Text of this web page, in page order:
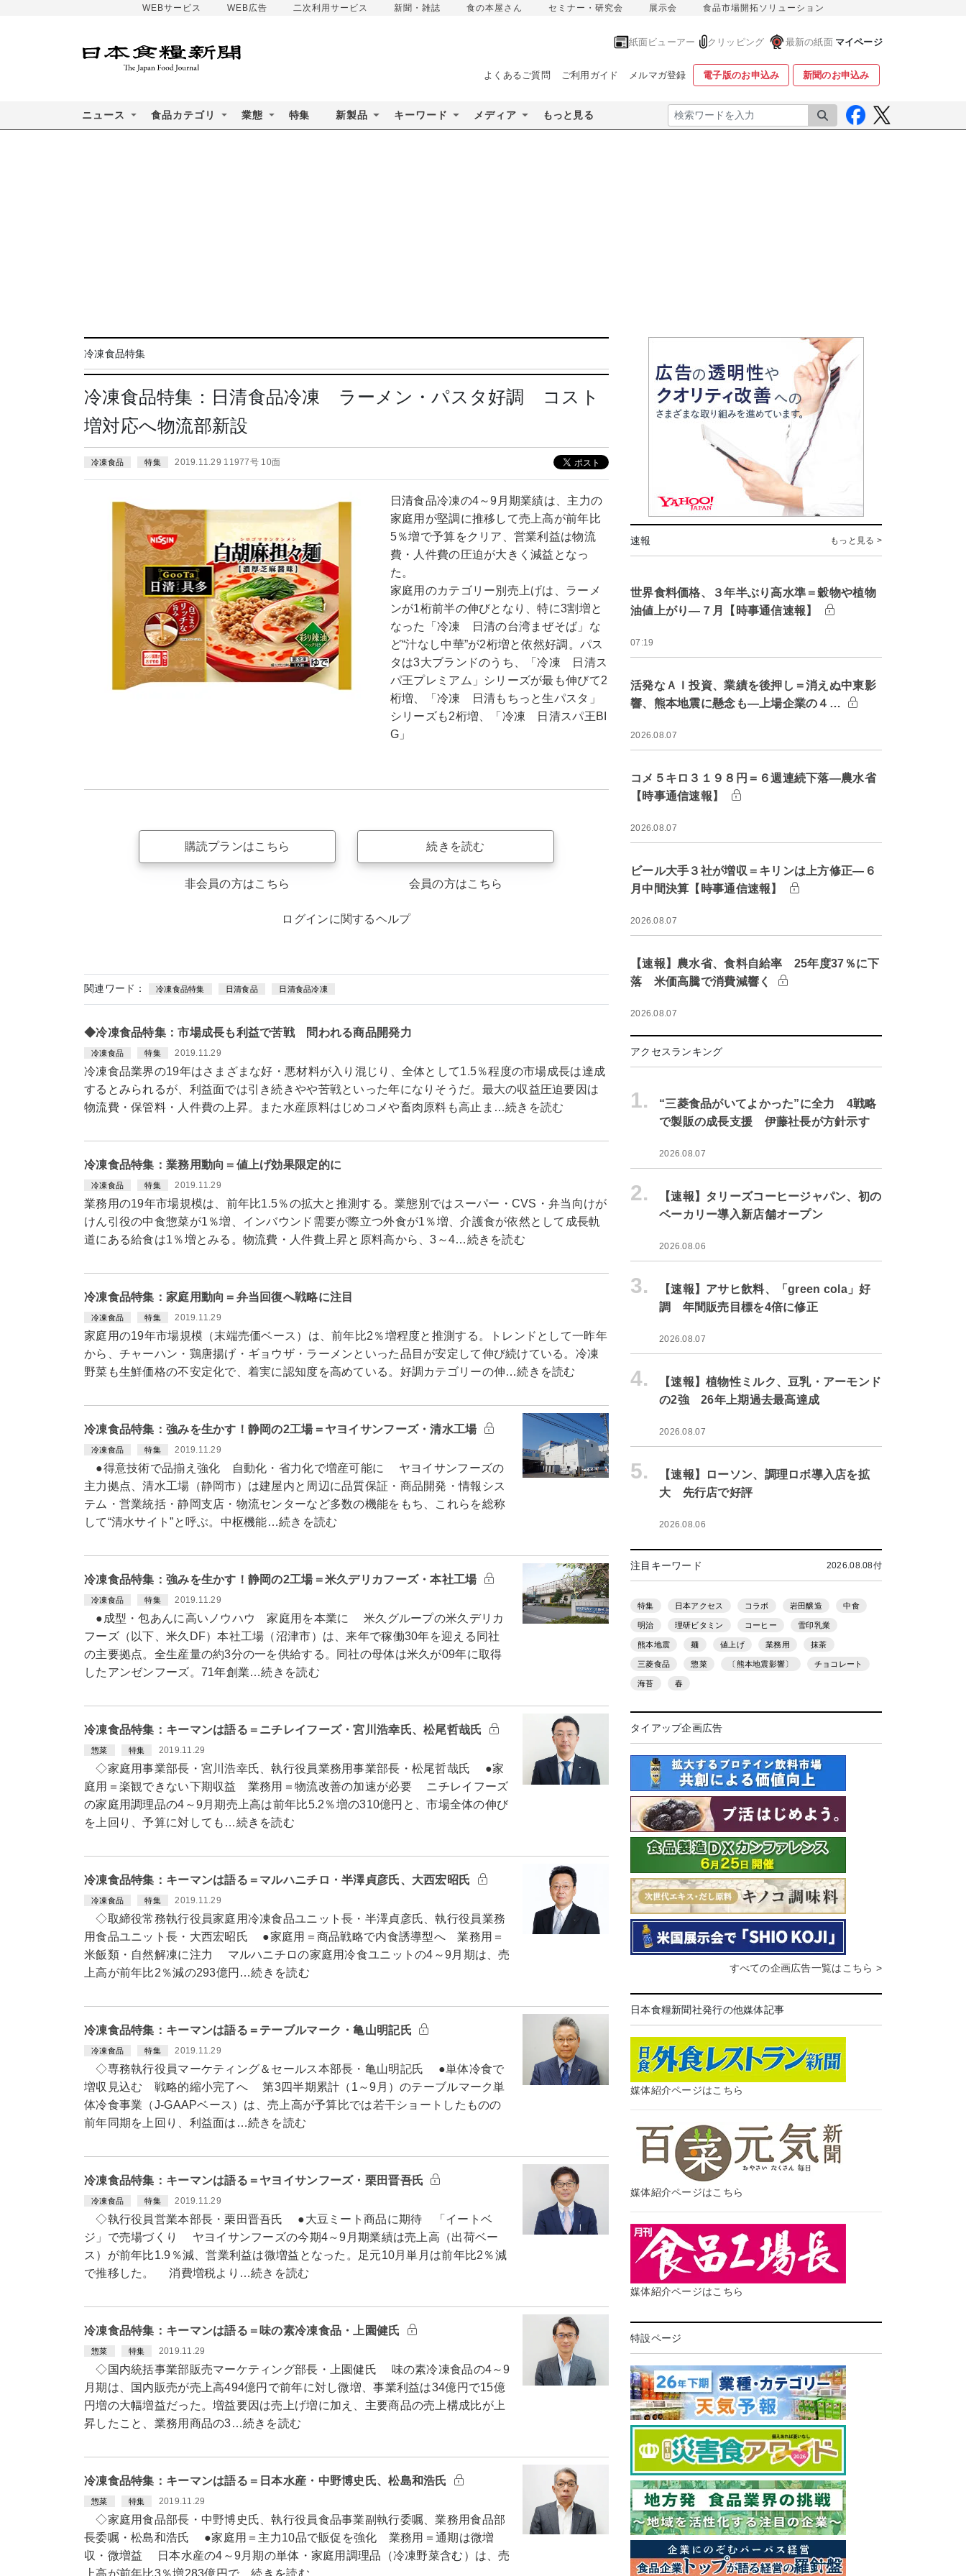
WEBサービス WEB広告 二次利用サービス 新聞・雑誌 食の本屋さん セミナー・研究会 展示会 食品市場開拓ソリューション
紙面ビューアー クリッピング 最新の紙面 マイページ
よくあるご質問 ご利用ガイド メルマガ登録 電子版のお申込み 新聞のお申込み
ニュース 食品カテゴリ 業態 特集 新製品 キーワード メディア もっと見る 検索
冷凍食品特集
冷凍食品特集：日清食品冷凍 ラーメン・パスタ好調 コスト
増対応へ物流部新設
冷凍食品 特集 2019.11.29 11977号 10面
日清食品冷凍の4～9月期業績は、主力の
家庭用が堅調に推移して売上高が前年比
5％増で予算をクリア、営業利益は物流
費・人件費の圧迫が大きく減益となっ
た。
家庭用のカテゴリー別売上げは、ラーメ
ンが1桁前半の伸びとなり、特に3割増と
なった「冷凍 日清の台湾まぜそば」な
ど“汁なし中華”が2桁増と依然好調。パス
タは3大ブランドのうち、「冷凍 日清ス
パ王プレミアム」シリーズが最も伸びて2
桁増、「冷凍 日清もちっと生パスタ」
シリーズも2桁増、「冷凍 日清スパ王BI
G」
購読プランはこちら
非会員の方はこちら
続きを読む
会員の方はこちら
ログインに関するヘルプ
関連ワード： 冷凍食品特集 日清食品 日清食品冷凍
◆冷凍食品特集：市場成長も利益で苦戦 問われる商品開発力
冷凍食品 特集 2019.11.29
冷凍食品業界の19年はさまざまな好・悪材料が入り混じり、全体として1.5％程度の市場成長は達成
するとみられるが、利益面では引き続きやや苦戦といった年になりそうだ。最大の収益圧迫要因は
物流費・保管料・人件費の上昇。また水産原料はじめコメや畜肉原料も高止ま…続きを読む
冷凍食品特集：業務用動向＝値上げ効果限定的に
冷凍食品 特集 2019.11.29
業務用の19年市場規模は、前年比1.5％の拡大と推測する。業態別ではスーパー・CVS・弁当向けが
けん引役の中食惣菜が1％増、インバウンド需要が際立つ外食が1％増、介護食が依然として成長軌
道にある給食は1％増とみる。物流費・人件費上昇と原料高から、3～4…続きを読む
冷凍食品特集：家庭用動向＝弁当回復へ戦略に注目
冷凍食品 特集 2019.11.29
家庭用の19年市場規模（末端売価ベース）は、前年比2％増程度と推測する。トレンドとして一昨年
から、チャーハン・鶏唐揚げ・ギョウザ・ラーメンといった品目が安定して伸び続けている。冷凍
野菜も生鮮価格の不安定化で、着実に認知度を高めている。好調カテゴリーの伸…続きを読む
冷凍食品特集：強みを生かす！静岡の2工場＝ヤヨイサンフーズ・清水工場
冷凍食品 特集 2019.11.29
●得意技術で品揃え強化 自動化・省力化で増産可能に ヤヨイサンフーズの
主力拠点、清水工場（静岡市）は建屋内と周辺に品質保証・商品開発・情報シス
テム・営業統括・静岡支店・物流センターなど多数の機能をもち、これらを総称
して“清水サイト”と呼ぶ。中枢機能…続きを読む
冷凍食品特集：強みを生かす！静岡の2工場＝米久デリカフーズ・本社工場
冷凍食品 特集 2019.11.29
●成型・包あんに高いノウハウ 家庭用を本業に 米久グループの米久デリカ
フーズ（以下、米久DF）本社工場（沼津市）は、来年で稼働30年を迎える同社
の主要拠点。全生産量の約3分の一を供給する。同社の母体は米久が09年に取得
したアンゼンフーズ。71年創業…続きを読む
冷凍食品特集：キーマンは語る＝ニチレイフーズ・宮川浩幸氏、松尾哲哉氏
惣菜 特集 2019.11.29
◇家庭用事業部長・宮川浩幸氏、執行役員業務用事業部長・松尾哲哉氏 ●家
庭用＝楽観できない下期収益 業務用＝物流改善の加速が必要 ニチレイフーズ
の家庭用調理品の4～9月期売上高は前年比5.2％増の310億円と、市場全体の伸び
を上回り、予算に対しても…続きを読む
冷凍食品特集：キーマンは語る＝マルハニチロ・半澤貞彦氏、大西宏昭氏
冷凍食品 特集 2019.11.29
◇取締役常務執行役員家庭用冷凍食品ユニット長・半澤貞彦氏、執行役員業務
用食品ユニット長・大西宏昭氏 ●家庭用＝商品戦略で内食誘導型へ 業務用＝
米飯類・自然解凍に注力 マルハニチロの家庭用冷食ユニットの4～9月期は、売
上高が前年比2％減の293億円…続きを読む
冷凍食品特集：キーマンは語る＝テーブルマーク・亀山明記氏
冷凍食品 特集 2019.11.29
◇専務執行役員マーケティング＆セールス本部長・亀山明記氏 ●単体冷食で
増収見込む 戦略的縮小完了へ 第3四半期累計（1～9月）のテーブルマーク単
体冷食事業（J-GAAPベース）は、売上高が予算比では若干ショートしたものの
前年同期を上回り、利益面は…続きを読む
冷凍食品特集：キーマンは語る＝ヤヨイサンフーズ・栗田晋吾氏
冷凍食品 特集 2019.11.29
◇執行役員営業本部長・栗田晋吾氏 ●大豆ミート商品に期待 「イートベ
ジ」で売場づくり ヤヨイサンフーズの今期4～9月期業績は売上高（出荷ベー
ス）が前年比1.9％減、営業利益は微増益となった。足元10月単月は前年比2％減
で推移した。 消費増税より…続きを読む
冷凍食品特集：キーマンは語る＝味の素冷凍食品・上園健氏
惣菜 特集 2019.11.29
◇国内統括事業部販売マーケティング部長・上園健氏 味の素冷凍食品の4～9
月期は、国内販売が売上高494億円で前年に対し微増、事業利益は34億円で15億
円増の大幅増益だった。増益要因は売上げ増に加え、主要商品の売上構成比が上
昇したこと、業務用商品の3…続きを読む
冷凍食品特集：キーマンは語る＝日本水産・中野博史氏、松島和浩氏
惣菜 特集 2019.11.29
◇家庭用食品部長・中野博史氏、執行役員食品事業副執行委嘱、業務用食品部
長委嘱・松島和浩氏 ●家庭用＝主力10品で販促を強化 業務用＝通期は微増
収・微増益 日本水産の4～9月期の単体・家庭用調理品（冷凍野菜含む）は、売
上高が前年比3％増283億円で…続きを読む
速報 もっと見る >
世界食料価格、３年半ぶり高水準＝穀物や植物
油値上がり―７月【時事通信速報】
07:19
活発なＡＩ投資、業績を後押し＝消えぬ中東影
響、熊本地震に懸念も―上場企業の４…
2026.08.07
コメ５キロ３１９８円＝６週連続下落―農水省
【時事通信速報】
2026.08.07
ビール大手３社が増収＝キリンは上方修正―６
月中間決算【時事通信速報】
2026.08.07
【速報】農水省、食料自給率 25年度37％に下
落 米価高騰で消費減響く
2026.08.07
アクセスランキング
1.
“三菱食品がいてよかった”に全力 4戦略
で製販の成長支援 伊藤社長が方針示す
2026.08.07
2.
【速報】タリーズコーヒージャパン、初の
ベーカリー導入新店舗オープン
2026.08.06
3.
【速報】アサヒ飲料、「green cola」好
調 年間販売目標を4倍に修正
2026.08.07
4.
【速報】植物性ミルク、豆乳・アーモンド
の2強 26年上期過去最高達成
2026.08.07
5.
【速報】ローソン、調理ロボ導入店を拡
大 先行店で好評
2026.08.06
注目キーワード 2026.08.08付
特集 日本アクセス コラボ 岩田醸造 中食
明治 理研ビタミン コーヒー 雪印乳業
熊本地震 麺 値上げ 業務用 抹茶
三菱食品 惣菜 〔熊本地震影響〕 チョコレート
海苔 春
タイアップ企画広告
すべての企画広告一覧はこちら >
日本食糧新聞社発行の他媒体記事
媒体紹介ページはこちら
媒体紹介ページはこちら
媒体紹介ページはこちら
特設ページ